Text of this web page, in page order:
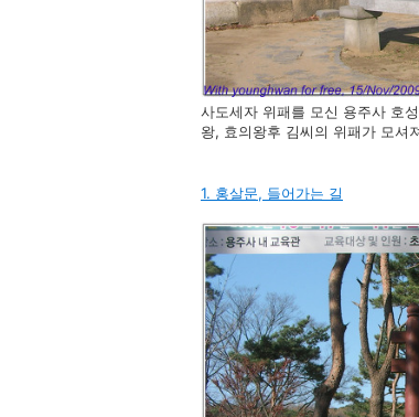
사도세자 위패를 모신 용주사 호
왕, 효의왕후 김씨의 위패가 모셔
1. 홍살문, 들어가는 길